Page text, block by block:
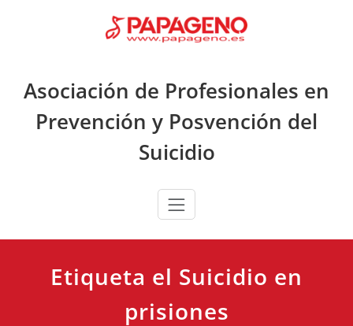
Asociación de Profesionales en
Prevención y Posvención del
Suicidio
Etiqueta el Suicidio en
prisiones